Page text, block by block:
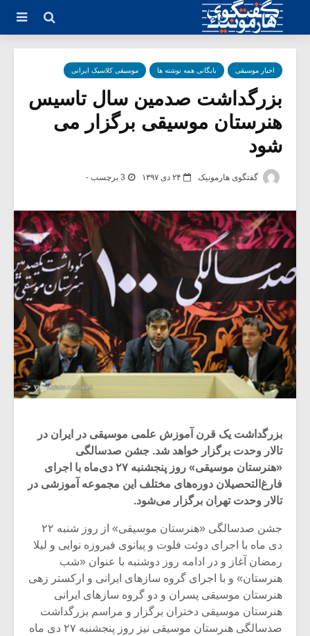
اخبار موسیقی بایگانی همه نوشته ها موسیقی کلاسیک ایرانی
بزرگداشت صدمین سال تاسیس
هنرستان موسیقی برگزار می
شود
گفتگوی هارمونیک ۲۴ دی ۱۳۹۷ 3 برچسب -
بزرگداشت یک قرن آموزش علمی موسیقی در ایران در
تالار وحدت برگزار خواهد شد. جشن صدسالگی
«هنرستان موسیقی» روز پنجشنبه ۲۷ دی‌ماه با اجرای
فارغ‌التحصیلان دوره‌های مختلف این مجموعه آموزشی در
تالار وحدت تهران برگزار می‌شود.
جشن صدسالگی «هنرستان موسیقی» از روز شنبه ۲۲
دی ماه با اجرای دوئت فلوت و پیانوی فیروزه نوایی و لیلا
رمضان آغاز و در ادامه روز دوشنبه با عنوان «شب
هنرستان» و با اجرای گروه سازهای ایرانی و ارکستر زهی
هنرستان موسیقی پسران و دو گروه سازهای ایرانی
هنرستان موسیقی دختران برگزار و مراسم بزرگداشت
صدسالگی هنرستان موسیقی نیز روز پنجشنبه ۲۷ دی ماه